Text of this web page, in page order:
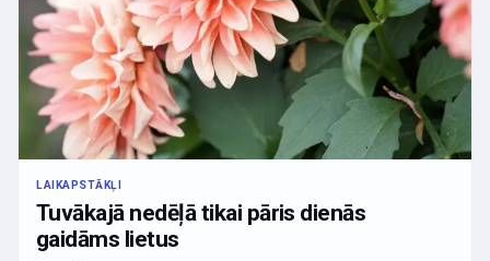
LAIKAPSTĀKĻI
Tuvākajā nedēļā tikai pāris dienās
gaidāms lietus